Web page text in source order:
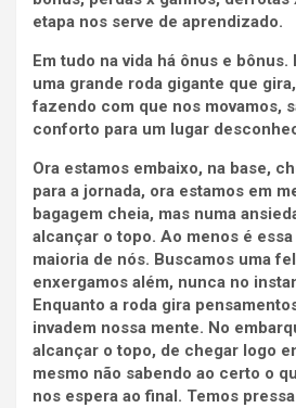
etapa nos serve de aprendizado.
Em tudo na vida há ônus e bônus.
uma grande roda gigante que
fazendo com que nos movamos,
conforto para um lugar
Ora estamos embaixo, na base,
para a jornada, ora estamos em
bagagem cheia, mas numa
alcançar o topo. Ao menos é
maioria de nós. Buscamos uma
enxergamos além, nunca no
Enquanto a roda gira
invadem nossa mente. No
alcançar o topo, de chegar logo
mesmo não sabendo ao certo o
nos espera ao final. Temos